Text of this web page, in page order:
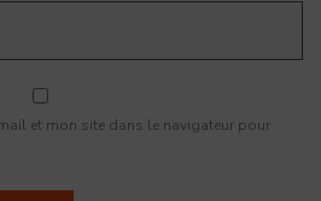
et mon site dans le navigateur pour